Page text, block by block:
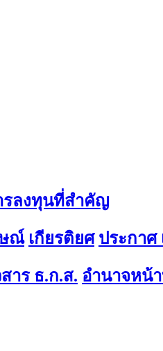
รลงทุนที่สำคัญ
ณ์ เกียรติยศ ประกาศ
าร ธ.ก.ส. อำนาจหน้